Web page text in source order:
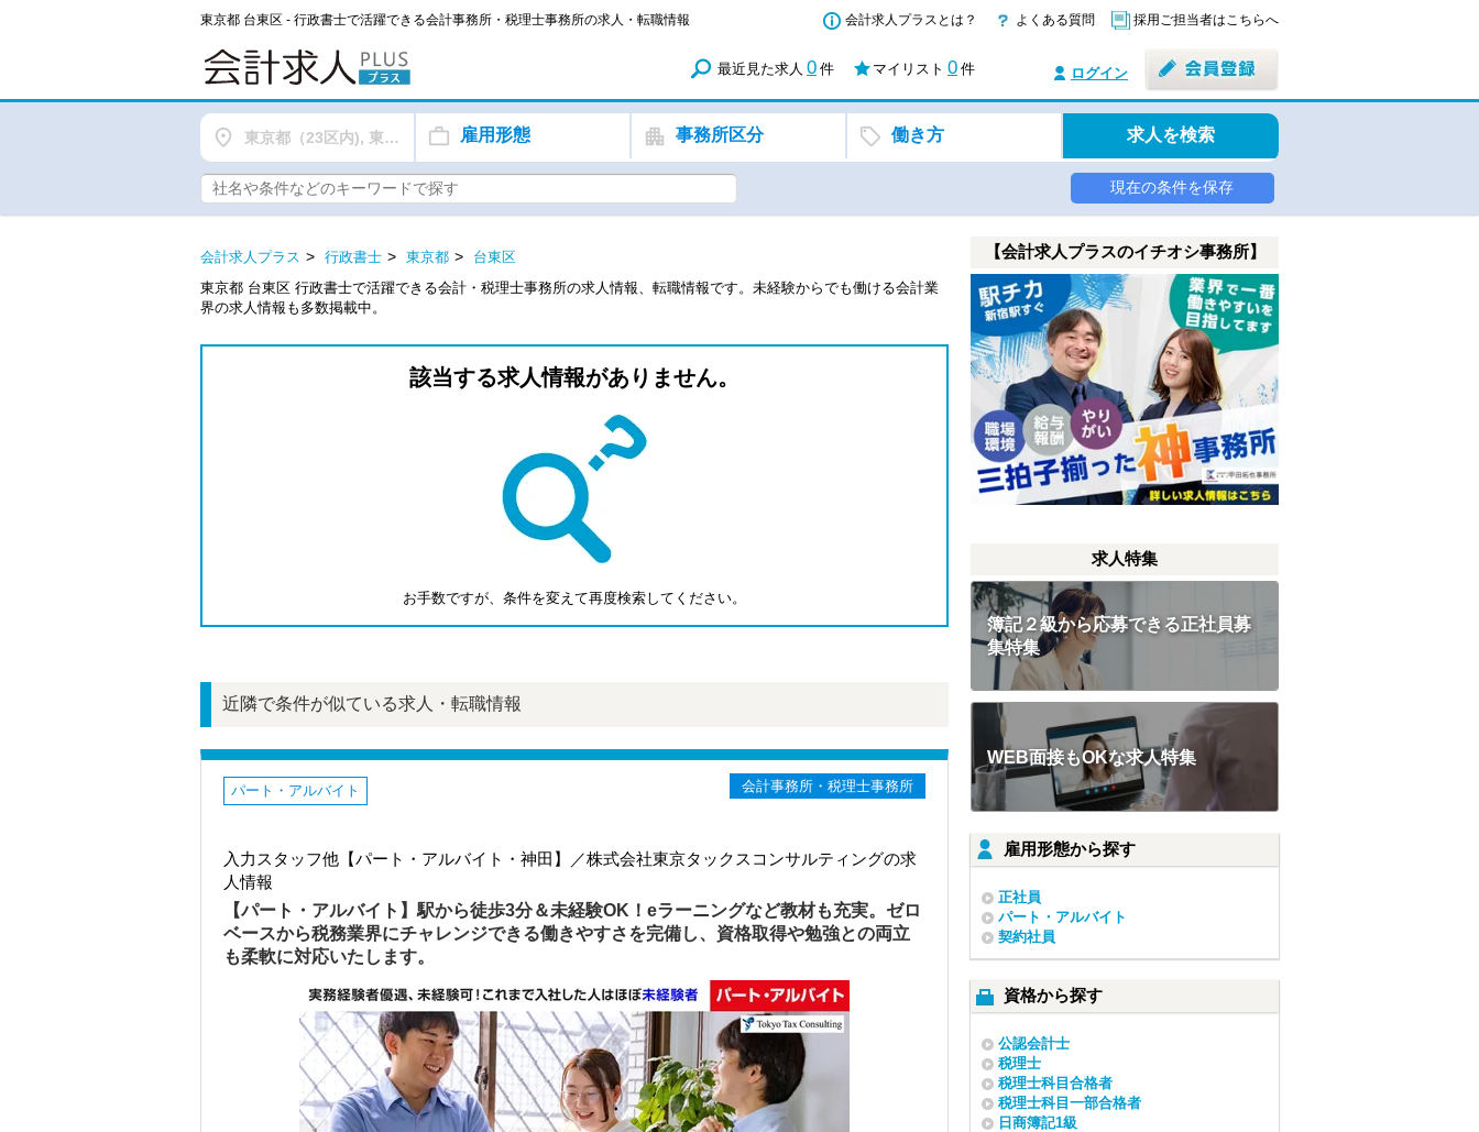
東京都 台東区 - 行政書士で活躍できる会計事務所・税理士事務所の求人・転職情報 会計求人プラスとは？ よくある質問 採用ご担当者はこちらへ
最近見た求人 0 件 マイリスト 0 件 ログイン
東京都（23区内), 東京都（都下） 雇用形態 事務所区分 働き方 求人を検索
現在の条件を保存
会計求人プラス 行政書士 東京都
台東区
東京都 台東区 行政書士で活躍できる会計・税理士事務所の求人情報、転職情報です。未経験からでも働ける会計業
界の求人情報も多数掲載中。
該当する求人情報がありません。
お手数ですが、条件を変えて再度検索してください。
近隣で条件が似ている求人・転職情報
パート・アルバイト 会計事務所・税理士事務所
入力スタッフ他【パート・アルバイト・神田】／株式会社東京タックスコンサルティングの求
人情報
【パート・アルバイト】駅から徒歩3分＆未経験OK！eラーニングなど教材も充実。ゼロ
ベースから税務業界にチャレンジできる働きやすさを完備し、資格取得や勉強との両立
も柔軟に対応いたします。
【会計求人プラスのイチオシ事務所】
求人特集
簿記２級から応募できる正社員募
集特集
WEB面接もOKな求人特集
雇用形態から探す
正社員
パート・アルバイト
契約社員
資格から探す
公認会計士
税理士
税理士科目合格者
税理士科目一部合格者
日商簿記1級